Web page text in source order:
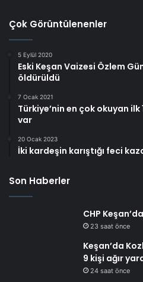
Çok Görüntülenenler
5 Eylül 2020
Eski Keşan Vaizesi Özlem
öldürüldü
7 Ocak 2021
Türkiye’nin en çok okuyan ilk
var
20 Ocak 2023
İki kardeşin karıştığı feci
Son Haberler
CHP
23 saat önce
Keşan’da
9 kişi ağır
24 saat önce